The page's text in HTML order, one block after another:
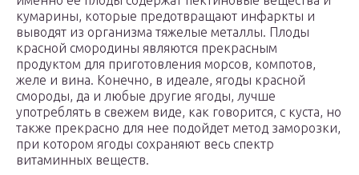
кумарины, которые предотвращают инфаркты и
выводят из организма тяжелые металлы. Плоды
красной смородины являются прекрасным
продуктом для приготовления морсов, компотов,
желе и вина. Конечно, в идеале, ягоды красной
смороды, да и любые другие ягоды, лучше
употреблять в свежем виде, как говорится, с куста, но
также прекрасно для нее подойдет метод заморозки,
при котором ягоды сохраняют весь спектр
витаминных веществ.